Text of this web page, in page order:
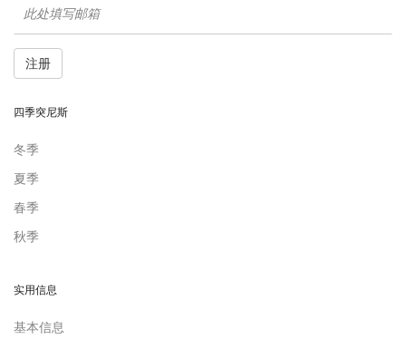
注册
四季突尼斯
冬季
夏季
春季
秋季
实用信息
基本信息